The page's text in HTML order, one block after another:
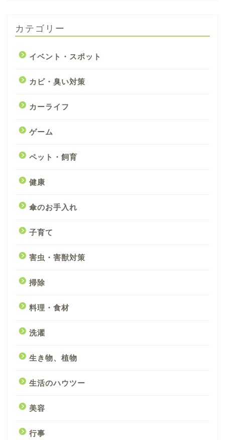
カテゴリー
イベント・スポット
カビ・臭い対策
カーライフ
ゲーム
ペット・飼育
健康
傘のお手入れ
子育て
害虫・害獣対策
掃除
料理・食材
洗濯
生き物、植物
生活のハウツー
美容
行事